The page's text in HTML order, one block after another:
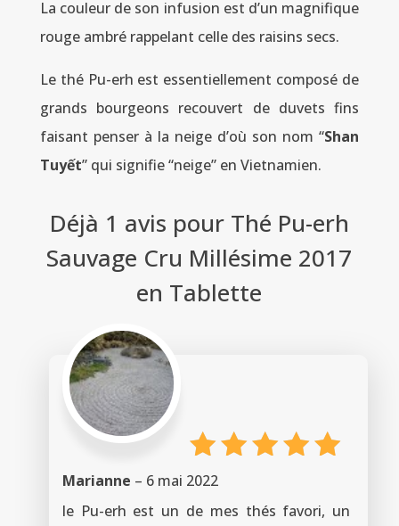
La couleur de son infusion est d’un magnifique
rouge ambré rappelant celle des raisins secs.
Le thé Pu-erh est essentiellement composé de
grands bourgeons recouvert de duvets fins
faisant penser à la neige d’où son nom “Shan
Tuyết” qui signifie “neige” en Vietnamien.
Déjà 1 avis pour Thé Pu-erh
Sauvage Cru Millésime 2017
en Tablette
Note
sur 5
Marianne – 6 mai 2022
le Pu-erh est un de mes thés favori, un